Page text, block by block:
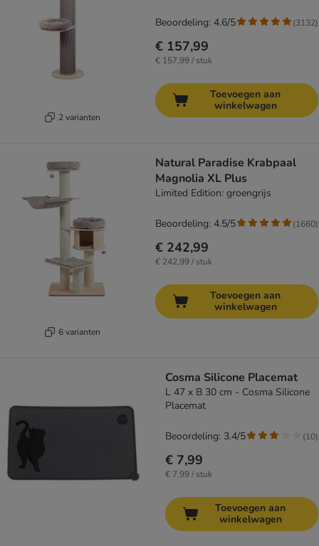
2 varianten
€ 157,99
€ 157,99 / stuk
Beoordeling: 4.6/5 (3132)
Toevoegen aan
winkelwagen
6 varianten
Natural Paradise Krabpaal
Magnolia XL Plus
Limited Edition: groengrijs
€ 242,99
€ 242,99 / stuk
Beoordeling: 4.5/5 (1660)
Toevoegen aan
winkelwagen
Cosma Silicone Placemat
L 47 x B 30 cm - Cosma Silicone
Placemat
€ 7,99
€ 7,99 / stuk
Beoordeling: 3.4/5 (10)
Toevoegen aan
winkelwagen